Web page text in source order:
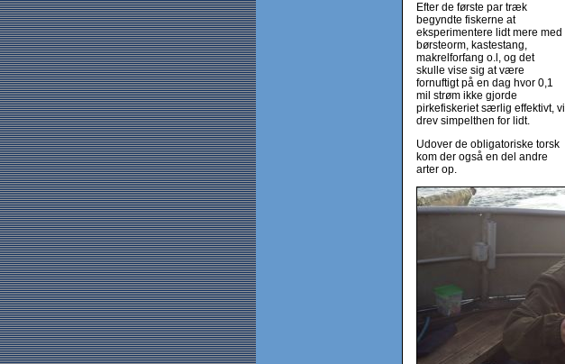
Efter de første par træk
begyndte fiskerne at
eksperimentere lidt mere med
børsteorm, kastestang,
makrelforfang o.l, og det
skulle vise sig at være
fornuftigt på en dag hvor 0,1
mil strøm ikke gjorde
pirkefiskeriet særlig effektivt, vi
drev simpelthen for lidt.
Udover de obligatoriske torsk
kom der også en del andre
arter op.